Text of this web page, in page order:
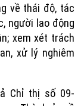
về thái độ, tác
người lao động
xem xét trách
xử lý nghiêm
Chỉ thị số 09-